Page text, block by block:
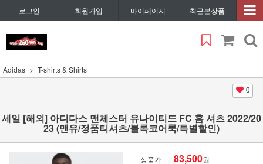
로그인 회원가입 마이페이지 최근본상품
Adidas T-shirts & Shirts
0
세일 [해외] 아디다스 맨체스터 유나이티드 FC 홈 셔츠 2022/20
23 (맨유/정품티셔츠/블록코어룩/특별할인)
상품가 83,500원